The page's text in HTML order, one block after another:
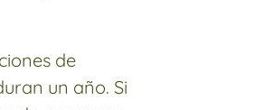
de
un año. Si